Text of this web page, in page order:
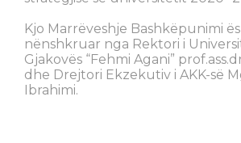
Kjo Marrëveshje Bashkëpunimi
nënshkruar nga Rektori i
Gjakovës “Fehmi Agani”
dhe Drejtori Ekzekutiv i AKK-së
Ibrahimi.